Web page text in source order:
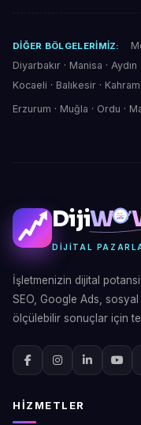
DIĞER BÖLGELERIMIZ:
Diyarbakır · Manisa · Aydın
Kocaeli · Balıkesir ·
Erzurum · Muğla · Ordu ·
DijiW
DIJITAL
İşletmenizin dijital
SEO, Google Ads,
ölçülebilir sonuçlar için
HIZMETLER